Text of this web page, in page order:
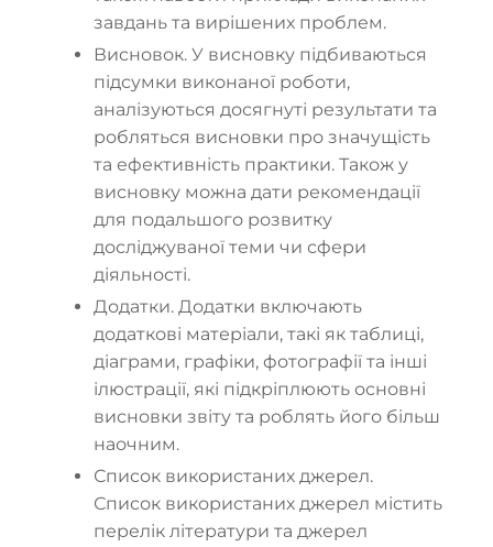
завдань та вирішених проблем.
Висновок. У висновку підбиваються
підсумки виконаної роботи,
аналізуються досягнуті результати та
робляться висновки про значущість
та ефективність практики. Також у
висновку можна дати рекомендації
для подальшого розвитку
досліджуваної теми чи сфери
діяльності.
Додатки. Додатки включають
додаткові матеріали, такі як таблиці,
діаграми, графіки, фотографії та інші
ілюстрації, які підкріплюють основні
висновки звіту та роблять його більш
наочним.
Список використаних джерел.
Список використаних джерел містить
перелік літератури та джерел